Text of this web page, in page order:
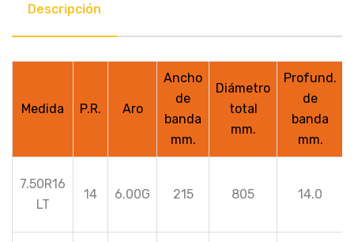
Descripción
Medida P.R. Aro
Ancho
de
banda
mm.
Diámetro
total
mm.
Profund.
de
banda
mm.
7.50R16
LT
14 6.00G 215 805 14.0